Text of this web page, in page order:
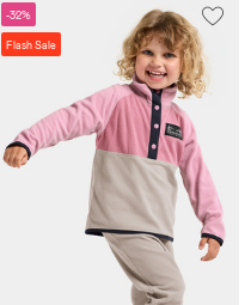
-32%
Flash Sale